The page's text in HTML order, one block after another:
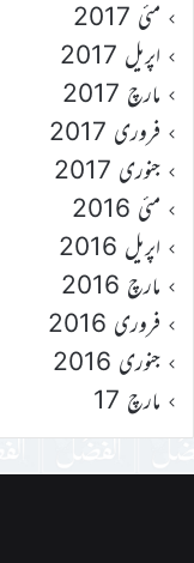
مئی 2017
اپریل 2017
مارچ 2017
فروری 2017
جنوری 2017
مئی 2016
اپریل 2016
مارچ 2016
فروری 2016
جنوری 2016
مارچ 17